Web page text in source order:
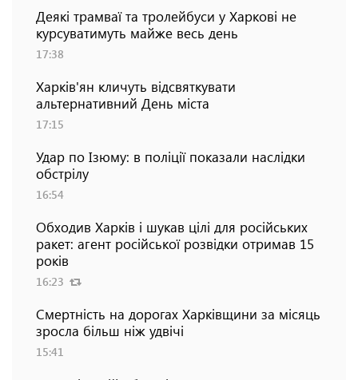
Деякі трамваї та тролейбуси у Харкові не
курсуватимуть майже весь день
17:38
Харків'ян кличуть відсвяткувати
альтернативний День міста
17:15
Удар по Ізюму: в поліції показали наслідки
обстрілу
16:54
Обходив Харків і шукав цілі для російських
ракет: агент російської розвідки отримав 15
років
16:23
Смертність на дорогах Харківщини за місяць
зросла більш ніж удвічі
15:41